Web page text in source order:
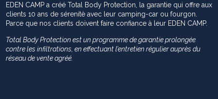
EDEN CAMP a créé Total Body Protection, la garantie qui offre aux
clients 10 ans de sérenitè avec leur camping-car ou fourgon.
Parce que nos clients doivent faire confiance à leur EDEN CAMP.
Total Body Protection est un programme de garantie prolongée
contre les infiltrations, en effectuant l’entretien régulier auprès du
réseau de vente agréé.